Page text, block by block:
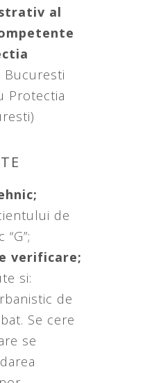
al
Bucuresti
Protectia
de
verificare;
si:
de
Se cere
se